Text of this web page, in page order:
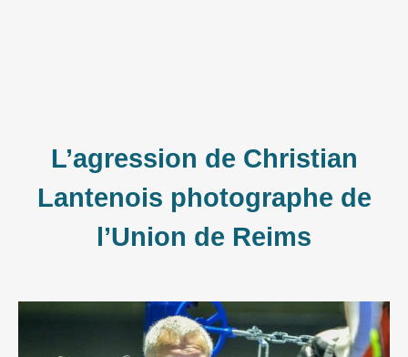
L’agression de Christian
Lantenois photographe de
l’Union de Reims